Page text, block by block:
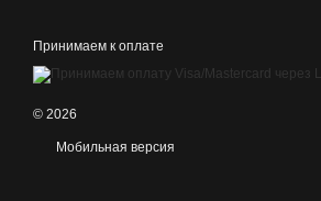
Принимаем к оплате
© 2026
Мобильная версия